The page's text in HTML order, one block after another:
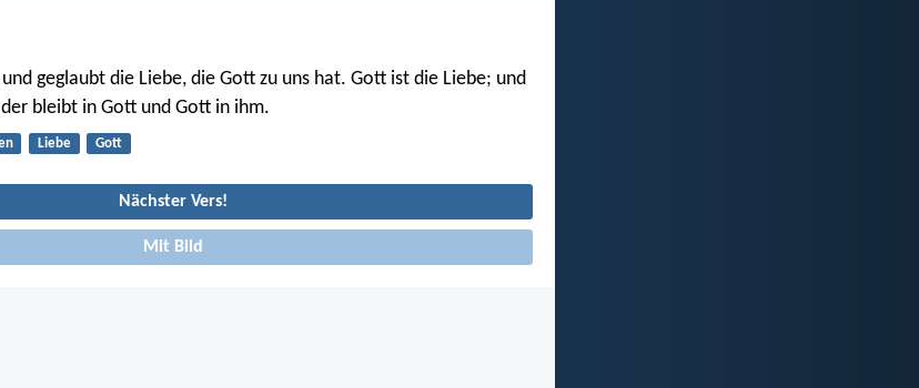
geglaubt die Liebe, die Gott zu uns hat. Gott ist die Liebe; und
bleibt in Gott und Gott in ihm.
Liebe Gott
Nächster Vers!
Mit Bild